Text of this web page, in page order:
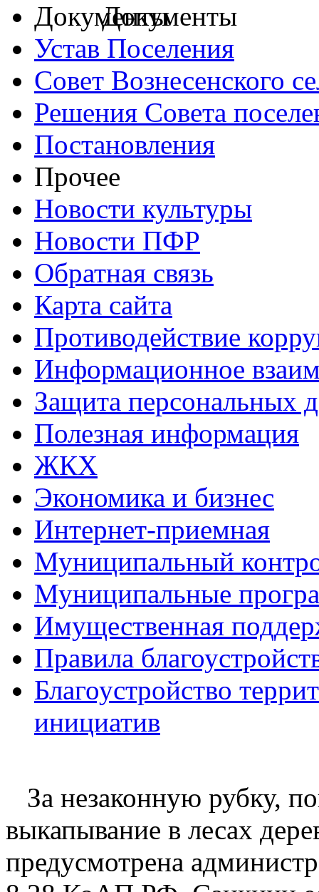
Документы
Устав Поселения
Совет Вознесенского
Решения Совета
Постановления
Прочее
Новости культуры
Новости ПФР
Обратная связь
Карта сайта
Противодействие
Информационное
Защита персональных
Полезная информация
ЖКХ
Экономика и бизнес
Интернет-приемная
Муниципальный
Муниципальные
Имущественная
Правила
Благоустройство
инициатив
За незаконную рубку,
выкапывание в лесах
предусмотрена